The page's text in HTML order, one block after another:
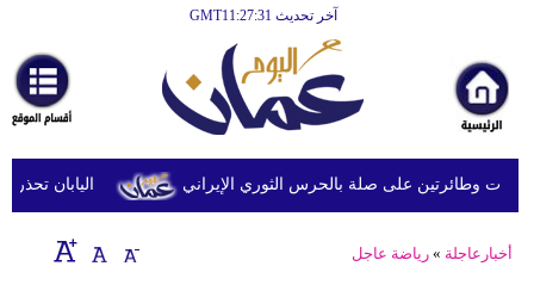
آخر تحديث GMT11:27:31
أخبارعاجلة
رياضة
ثقافة
إقتصاد
اليابان تحذر من على صلة بالحرس الثوري الإيراني
أخبارعاجلة »رياضة عاجل